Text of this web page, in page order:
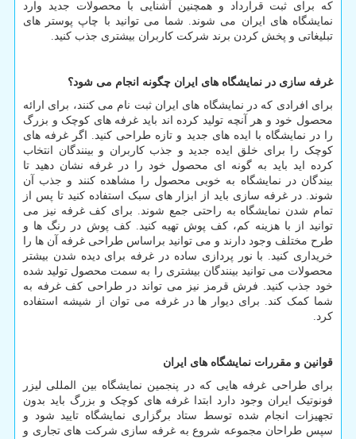
که برای ثبت قرارداد و همچنین آشنایی با محصولات جدید وارد
نمایشگاه های ایران می شوند. شما می توانید با چاپ پوستر های
تبلیغاتی و پخش کردن برند شرکت کاربران بیشتری جذب کنید.
غرفه سازی در نمایشگاه های ایران چگونه انجام می شود؟
برای افرادی که در نمایشگاه های ایران ثبت نام می کنند، برای ارائه
محصول خود و هر آنچه تولید کرده اند باید غرفه های کوچک و بزرگ
را در نمایشگاه با ایده های جدید و تازه طراحی کنید. اگر غرفه های
کوچک را برای خلق ایده جدید و جذب کاربران و بینندگان انتخاب
کرده اید باید به گونه ای محصول خود را در غرفه نشان دهید تا
بیندگان در نمایشگاه به خوبی محصول را مشاهده کنند و جذب آن
شوند. در غرفه سازی باید از ابزار های سبک استفاده کنید تا پس از
تمام شدن نمایشگاه به راحتی جمع شوند. برای کف غرفه نیز می
توانید از با هزینه کم، کف پوش تهیه کنید. کف پوش در رنگ ها و
طرح مختلف وجود دارند و می توانید براساس طراحی غرفه آن ها را
خریداری کنید. با نور پردازی ساده در غرفه برای دیده شدن بیشتر
محصولات می توانید بینندگان بیشتری را به سمت محصول تولید شده
خود جذب کنید. فرش قرمز نیز می تواند در طراحی کف غرفه به
شما کمک کند. برای دیوار ها در غرفه می توان از شیشه استفاده
کرد.
قوانین و مقررات نمایشگاه های ایران
برای طراحی غرفه هایی که در پنجمین نمایشگاه بین المللی لیزر
فونوتیک ایران وجود دارد ابتدا غرفه های کوچک و بزرگ باید بدون
تجهیزات انجام شده توسط ستاد برگزاری نمایشگاه تایید شود و
سپس طراحان مجموعه شروع به غرفه سازی شرکت های تجاری و